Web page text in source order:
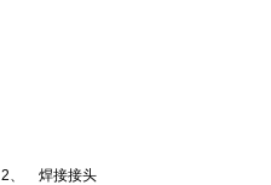
2、
焊接接头